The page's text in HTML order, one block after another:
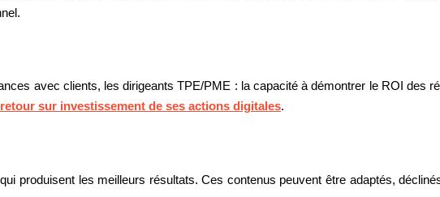
avec clients, les dirigeants TPE/PME : la capacité à démontrer le ROI des
sur investissement de ses actions digitales.
produisent les meilleurs résultats. Ces contenus peuvent être adaptés,